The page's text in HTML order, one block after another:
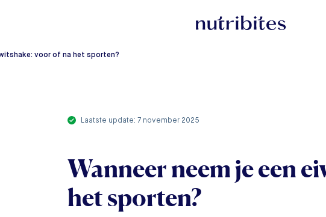
voor of na het sporten?
laatste update: 7 november 2025
Wanneer neem je een
het sporten?